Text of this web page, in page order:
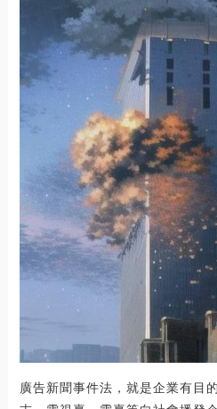
廣告新聞事件法，就是企業有目